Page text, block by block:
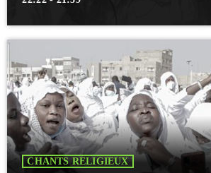
CHANTS RELIGIEUX